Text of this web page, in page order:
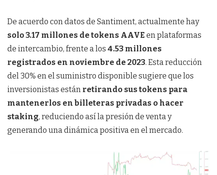
De acuerdo con datos de Santiment, actualmente hay
solo 3.17 millones de tokens AAVE en plataformas
de intercambio, frente a los 4.53 millones
registrados en noviembre de 2023. Esta reducción
del 30% en el suministro disponible sugiere que los
inversionistas están retirando sus tokens para
mantenerlos en billeteras privadas o hacer
staking, reduciendo así la presión de venta y
generando una dinámica positiva en el mercado.